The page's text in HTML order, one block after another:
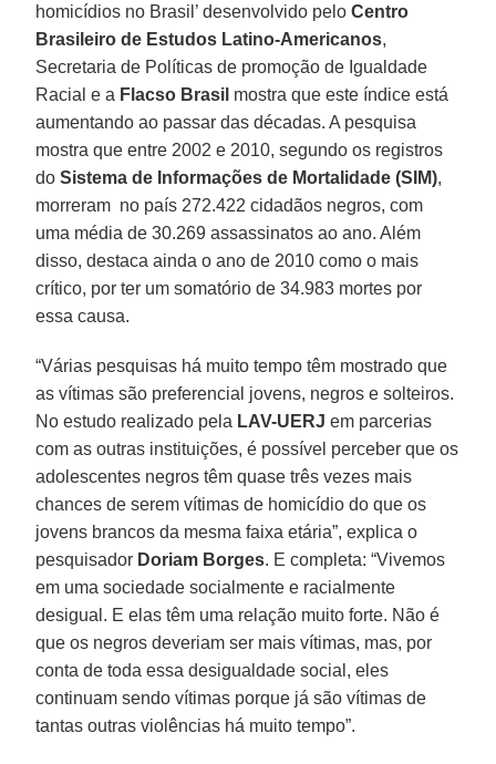
homicídios no Brasil’ desenvolvido peloCentro
Brasileiro de Estudos Latino-Americanos,
Secretaria de Políticas de promoção de Igualdade
Racial e a Flacso Brasil mostra que este índice está
aumentando ao passar das décadas. A pesquisa
mostra que entre 2002 e 2010, segundo os registros
doSistema de Informações de Mortalidade (SIM),
morreram no país 272.422 cidadãos negros, com
uma média de 30.269 assassinatos ao ano. Além
disso, destaca ainda o ano de 2010 como o mais
crítico, por ter um somatório de 34.983 mortes por
essa causa.
“Várias pesquisas há muito tempo têm mostrado que
as vítimas são preferencial jovens, negros e solteiros.
No estudo realizado pela LAV-UERJ em parcerias
com as outras instituições, é possível perceber que os
adolescentes negros têm quase três vezes mais
chances de serem vítimas de homicídio do que os
jovens brancos da mesma faixa etária”, explica o
pesquisador Doriam Borges. E completa: “Vivemos
em uma sociedade socialmente e racialmente
desigual. E elas têm uma relação muito forte. Não é
que os negros deveriam ser mais vítimas, mas, por
conta de toda essa desigualdade social, eles
continuam sendo vítimas porque já são vítimas de
tantas outras violências há muito tempo”.